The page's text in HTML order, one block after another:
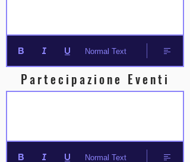
Normal Text
Partecipazione Eventi
Normal Text